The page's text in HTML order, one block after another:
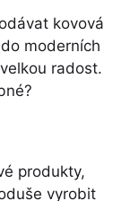
kovová
moderních
radost.
produkty,
vyrobit